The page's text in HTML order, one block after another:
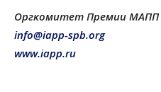
Оргкомитет Премии МАПП
info@iapp-spb.org
www.iapp.ru